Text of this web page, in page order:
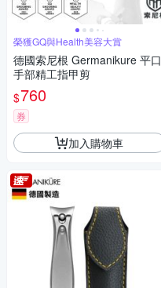
榮獲GQ與Health美容大賞
德國索尼根 Germanikure 平口
手部精工指甲剪
$760
券
加入購物車